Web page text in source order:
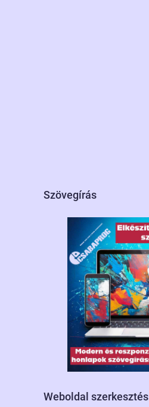
Szövegírás
Weboldal szerkesztés